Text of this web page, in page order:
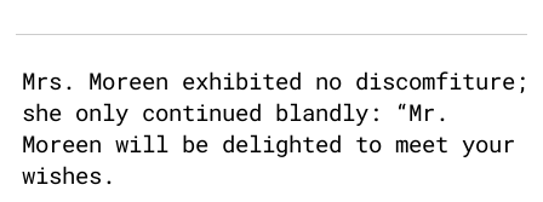
Mrs. Moreen exhibited no discomfiture;
she only continued blandly: “Mr.
Moreen will be delighted to meet your
wishes.